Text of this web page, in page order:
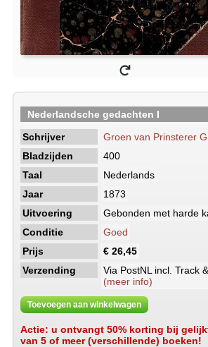
Nederlandsche gedachten I
Schrijver
Groen van Prinsterer G.
Bladzijden
400
Taal
Nederlands
Jaar
1873
Uitvoering
Gebonden met harde
Conditie
Goed
Prijs
€ 26,45
Verzending
Via PostNL incl. Track
(meer info)
Toevoegen aan winkelwagen
Actie: u ontvangt 50% korting bij
van 5 of meer (verschillende) boeken!